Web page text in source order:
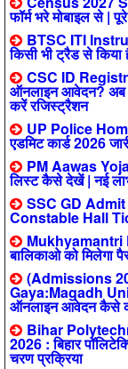
फॉर्म भरे मोबाइल से |
BTSC ITI
किसी भी ट्रैड से किया
CSC ID
ऑनलाइन आवेदन? अब
करें रजिस्ट्रैशन
UP Police
एडमिट कार्ड 2026
PM Aawas
लिस्ट कैसे देखें | नई
SSC GD
Constable Hall
Mukhyamantri
बालिकाओ को
(Admissions
Gaya:Magadh
ऑनलाइन आवेदन कैसे
Bihar
2026 : बिहार
चरण प्रक्रिया